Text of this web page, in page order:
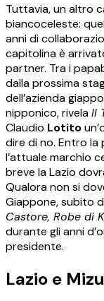
Tuttavia, un altro
biancoceleste:
anni di
capitolina è
partner. Tra i
dalla prossima
dell’azienda
nipponico, rivelaIl
Claudio Lotito
dire di no. Entro
l’attuale marchio
breve la Lazio
Qualora non si
Giappone, subito
Castore, Robe di
durante gli anni
presidente.
Lazio e